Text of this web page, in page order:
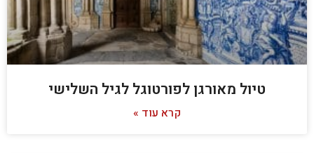
טיול מאורגן לפורטוגל לגיל השלישי
קרא עוד »